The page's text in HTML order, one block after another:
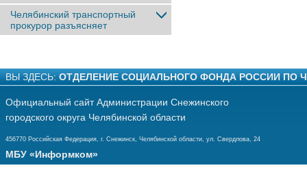
Челябинский транспортный
прокурор разъясняет
ВЫ ЗДЕСЬ: ОТДЕЛЕНИЕ СОЦИАЛЬНОГО ФОНДА РОССИИ ПО
Официальный сайт Администрации Снежинского
городского округа Челябинской области
456770 Российская Федерация, г. Снежинск, Челябинской области, ул. Свердлова, 24
МБУ «Информком»